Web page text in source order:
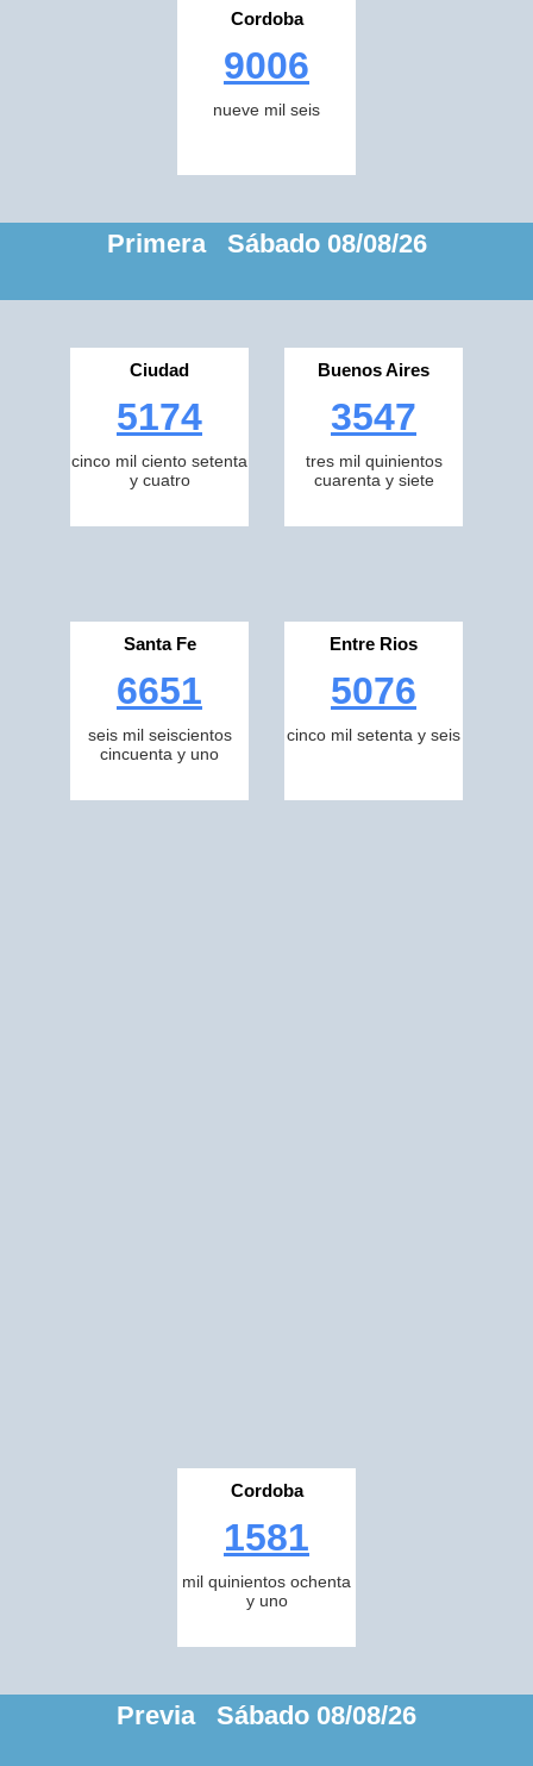
Cordoba
9006
nueve mil seis
Primera Sábado 08/08/26
Ciudad
5174
cinco mil ciento setenta
y cuatro
Buenos Aires
3547
tres mil quinientos
cuarenta y siete
Santa Fe
6651
seis mil seiscientos
cincuenta y uno
Entre Rios
5076
cinco mil setenta y seis
Cordoba
1581
mil quinientos ochenta
y uno
Previa Sábado 08/08/26